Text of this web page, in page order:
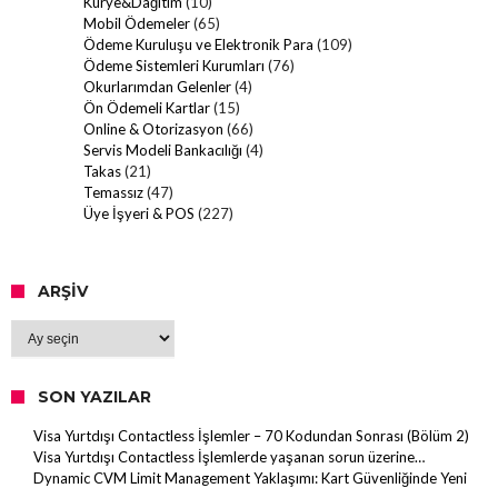
Mobil Ödemeler(65)
Ödeme Kuruluşu ve Elektronik Para (109)
Ödeme Sistemleri Kurumları (76)
Okurlarımdan Gelenler(4)
Ön Ödemeli Kartlar(15)
Online & Otorizasyon (66)
Servis Modeli Bankacılığı (4)
Takas(21)
Temassız(47)
Üye İşyeri & POS (227)
ARŞIV
SON YAZILAR
Visa Yurtdışı Contactless İşlemler – 70 Kodundan Sonrası (Bölüm 2)
Visa Yurtdışı Contactless İşlemlerde yaşanan sorun üzerine…
Dynamic CVM Limit Management Yaklaşımı: Kart Güvenliğinde Yeni